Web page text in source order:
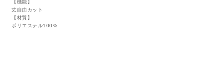
【機能】
丈自由カット
【材質】
ポリエステル100%